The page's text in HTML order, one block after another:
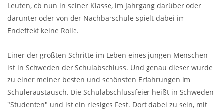
Leuten, ob nun in seiner Klasse, im Jahrgang darüber oder
darunter oder von der Nachbarschule spielt dabei im
Endeffekt keine Rolle.
Einer der größten Schritte im Leben eines jungen Menschen
ist in Schweden der Schulabschluss. Und genau dieser wurde
zu einer meiner besten und schönsten Erfahrungen im
Schüleraustausch. Die Schulabschlussfeier heißt in Schweden
"Studenten" und ist ein riesiges Fest. Dort dabei zu sein, mit